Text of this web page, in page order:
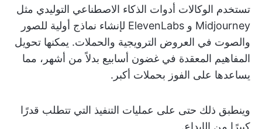
تستخدم الوكالات أدوات الذكاء الاصطناعي التوليدي مثل
Midjourney و ElevenLabs لإنشاء نماذج أولية للصور
والصوت في العروض الترويجية والحملات. يمكنها تحويل
المفاهيم المعقدة في غضون أسابيع بدلاً من أشهر، مما
يساعدها على الفوز بحملات أكبر.
وينطبق ذلك حتى على عمليات التنفيذ التي تتطلب قدرًا
كبيرًا من الإبداع.